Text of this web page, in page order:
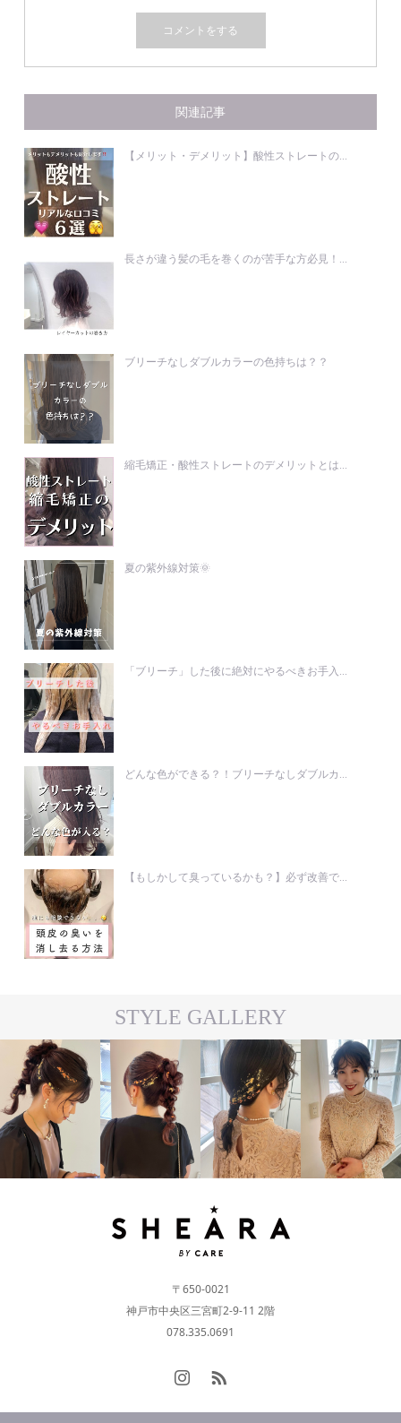
関連記事
【メリット・デメリット】酸性ストレートの...
長さが違う髪の毛を巻くのが苦手な方必見！...
ブリーチなしダブルカラーの色持ちは？？
縮毛矯正・酸性ストレートのデメリットとは...
夏の紫外線対策🌞
「ブリーチ」した後に絶対にやるべきお手入...
どんな色ができる？！ブリーチなしダブルカ...
【もしかして臭っているかも？】必ず改善で...
STYLE GALLERY
#ARRANGE
#ARRANGE
〒650-0021
神戸市中央区三宮町2-9-11 2階
078.335.0691